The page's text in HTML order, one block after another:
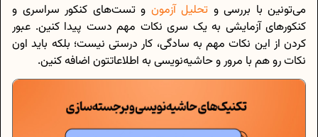
می‌تونین با بررسی و تحلیل آزمون و تست‌های کنکور سراسری و
کنکورهای آزمایشی به یک سری نکات مهم دست پیدا کنین. عبور
کردن از این نکات مهم به سادگی، کار درستی نیست؛ بلکه باید اون
نکات رو هم با مرور و حاشیه‌نویسی به اطلاعاتتون اضافه کنین.